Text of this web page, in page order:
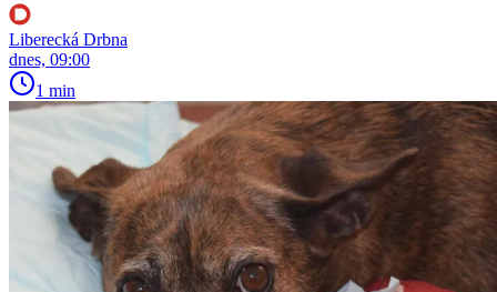
Liberecká Drbna
dnes, 09:00
1 min